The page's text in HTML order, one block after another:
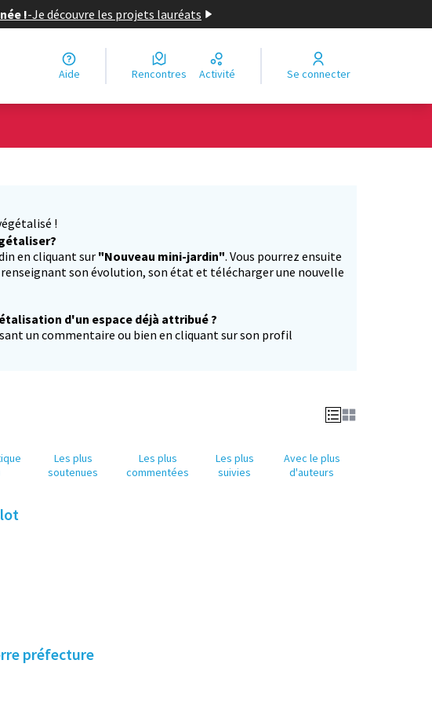
!-Je découvre les projets lauréats
Aide Rencontres Activité Se connecter
!
en cliquant sur "Nouveau mini-jardin". Vous pourrez ensuite
son évolution, son état et télécharger une nouvelle
d'un espace déjà attribué ?
un commentaire ou bien en cliquant sur son profil
Les plus
soutenues
Les plus
commentées
Les plus
suivies
Avec le plus
d'auteurs
préfecture